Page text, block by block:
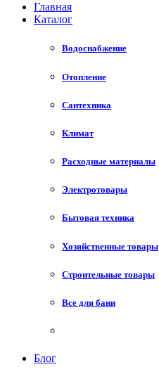
Главная
Каталог
Водоснабжение
Отопление
Сантехника
Климат
Расходные материалы
Электротовары
Бытовая техника
Хозяйственные товары
Строительные товары
Все для бани
Блог